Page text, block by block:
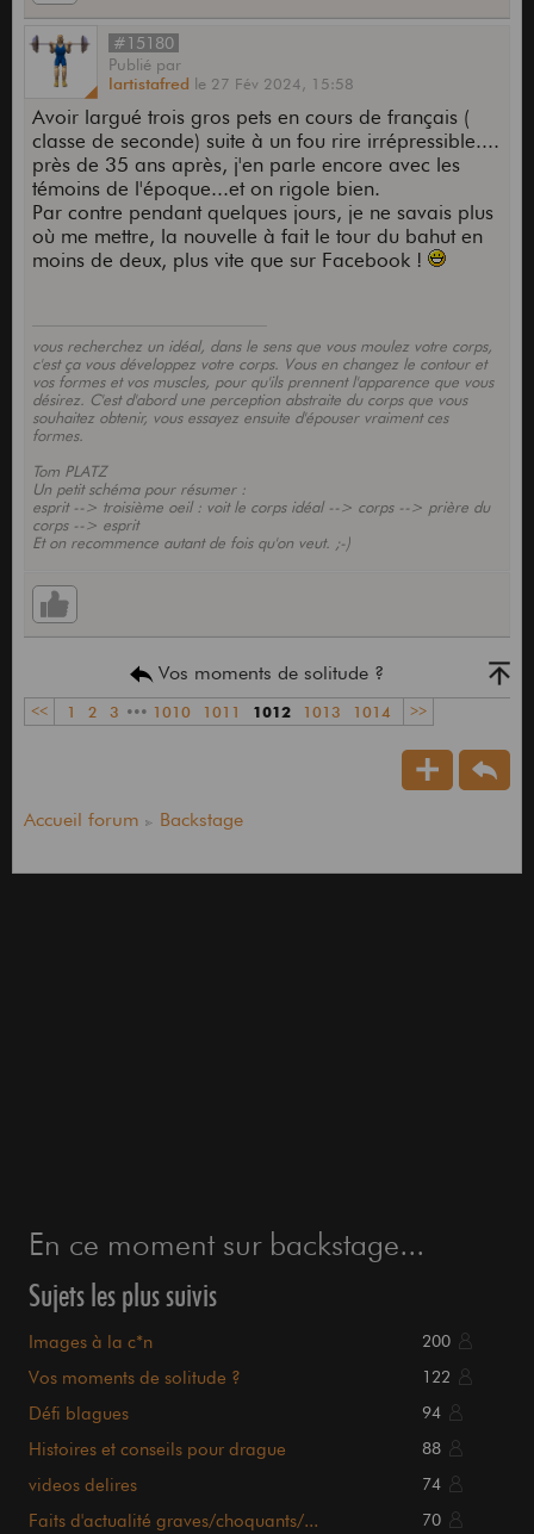
#15180
Publié par
lartistafred le 27 Fév 2024, 15:58
Avoir largué trois gros pets en cours de français (
classe de seconde) suite à un fou rire irrépressible....
près de 35 ans après, j'en parle encore avec les
témoins de l'époque...et on rigole bien.
Par contre pendant quelques jours, je ne savais plus
où me mettre, la nouvelle à fait le tour du bahut en
moins de deux, plus vite que sur Facebook !
vous recherchez un idéal, dans le sens que vous moulez votre corps,
c'est ça vous développez votre corps. Vous en changez le contour et
vos formes et vos muscles, pour qu'ils prennent l'apparence que vous
désirez. C'est d'abord une perception abstraite du corps que vous
souhaitez obtenir, vous essayez ensuite d'épouser vraiment ces
formes.
Tom PLATZ
Un petit schéma pour résumer :
esprit --> troisième oeil : voit le corps idéal --> corps --> prière du
corps --> esprit
Et on recommence autant de fois qu'on veut. ;-)
Vos moments de solitude ?
<< 1 2 3 ••• 1010 1011 1012 1013 1014 >>
Accueil forum Backstage
En ce moment sur backstage...
Sujets les plus suivis
Images à la c*n 200
Vos moments de solitude ? 122
Défi blagues 94
Histoires et conseils pour drague 88
videos delires 74
Faits d'actualité graves/choquants/... 70